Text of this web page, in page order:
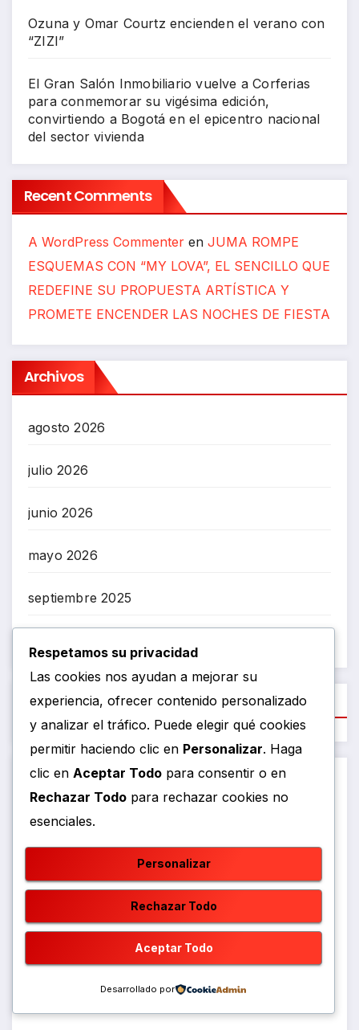
Ozuna y Omar Courtz encienden el verano con
“ZIZI”
El Gran Salón Inmobiliario vuelve a Corferias
para conmemorar su vigésima edición,
convirtiendo a Bogotá en el epicentro nacional
del sector vivienda
Recent Comments
A WordPress Commenter en JUMA ROMPE
ESQUEMAS CON “MY LOVA”, EL SENCILLO QUE
REDEFINE SU PROPUESTA ARTÍSTICA Y
PROMETE ENCENDER LAS NOCHES DE FIESTA
Archivos
agosto 2026
julio 2026
junio 2026
mayo 2026
septiembre 2025
Categorias
Arte y Cultura
Conflict
Entretenimiento
Respetamos su privacidad
Las cookies nos ayudan a mejorar su
experiencia, ofrecer contenido personalizado
y analizar el tráfico. Puede elegir qué cookies
permitir haciendo clic en Personalizar. Haga
clic en Aceptar Todo para consentir o en
Rechazar Todo para rechazar cookies no
esenciales.
Personalizar
Rechazar Todo
Aceptar Todo
Desarrollado por